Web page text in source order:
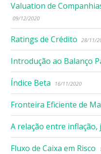
Valuation de
09/12/2020
Ratings de Crédito 28/11/
Introdução ao Balanço
Índice Beta 16/11/2020
Fronteira Eficiente de
A relação entre inflação,
Fluxo de Caixa em Risco